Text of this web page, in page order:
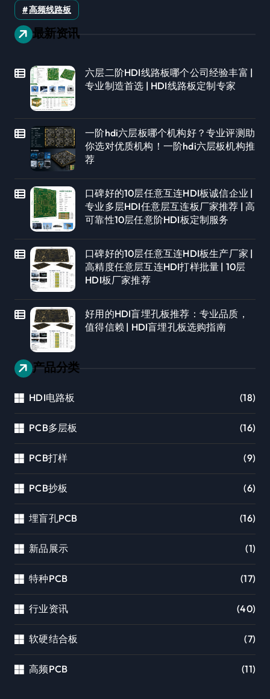
高频线路板
最新资讯
六层二阶HDI线路板哪个公司经验丰富 |
专业制造首选 | HDI线路板定制专家
一阶hdi六层板哪个机构好？专业评测助
你选对优质机构！一阶hdi六层板机构推
荐
口碑好的10层任意互连HDI板诚信企业 |
专业多层HDI任意层互连板厂家推荐 | 高
可靠性10层任意阶HDI板定制服务
口碑好的10层任意互连HDI板生产厂家 |
高精度任意层互连HDI打样批量 | 10层
HDI板厂家推荐
好用的HDI盲埋孔板推荐：专业品质，
值得信赖 | HDI盲埋孔板选购指南
产品分类
HDI电路板 (18)
PCB多层板 (16)
PCB打样 (9)
PCB抄板 (6)
埋盲孔PCB (16)
新品展示 (1)
特种PCB (17)
行业资讯 (40)
软硬结合板 (7)
高频PCB (11)